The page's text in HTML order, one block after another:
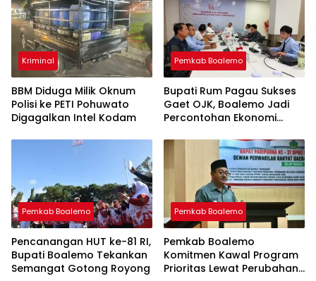
Kriminal
BBM Diduga Milik Oknum
Polisi ke PETI Pohuwato
Digagalkan Intel Kodam
Pemkab Boalemo
Bupati Rum Pagau Sukses
Gaet OJK, Boalemo Jadi
Percontohan Ekonomi
Pemkab Boalemo
Pencanangan HUT ke-81 RI,
Bupati Boalemo Tekankan
Semangat Gotong Royong
Pemkab Boalemo
Pemkab Boalemo
Komitmen Kawal Program
Prioritas Lewat Perubahan